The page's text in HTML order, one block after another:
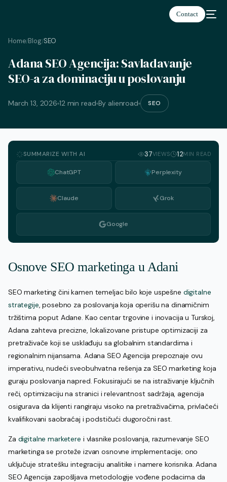
Contact
Home/Blog/SEO
Adana SEO Agencija: Savladavanje
SEO-a za dominaciju u poslovanju
March 13, 2026 12 min read By alienroad SEO
SUMMARIZE WITH AI 37VIEWS 12MIN READ
ChatGPT Perplexity
Claude Grok
Google
Osnove SEO marketinga u Adani
SEO marketing čini kamen temeljac bilo koje uspešne digitalne
strategije , posebno za poslovanja koja operišu na dinamičnim
tržištima poput Adane. Kao centar trgovine i inovacija u Turskoj,
Adana zahteva precizne, lokalizovane pristupe optimizaciji za
pretraživače koji se usklađuju sa globalnim standardima i
regionalnim nijansama. Adana SEO Agencija prepoznaje ovu
imperativu, nudeći sveobuhvatna rešenja za SEO marketing koja
guraju poslovanja napred. Fokusirajući se na istraživanje ključnih
reči, optimizaciju na stranici i relevantnost sadržaja, agencija
osigurava da klijenti rangiraju visoko na pretraživačima, privlačeći
kvalifikovani saobraćaj i podstičući dugoročni rast.
Za digitalne marketere i vlasnike poslovanja, razumevanje SEO
marketinga se proteže izvan osnovne implementacije; ono
uključuje stratešku integraciju analitike i namere korisnika. Adana
SEO Agencija zapošljava metodologije vođene podacima da